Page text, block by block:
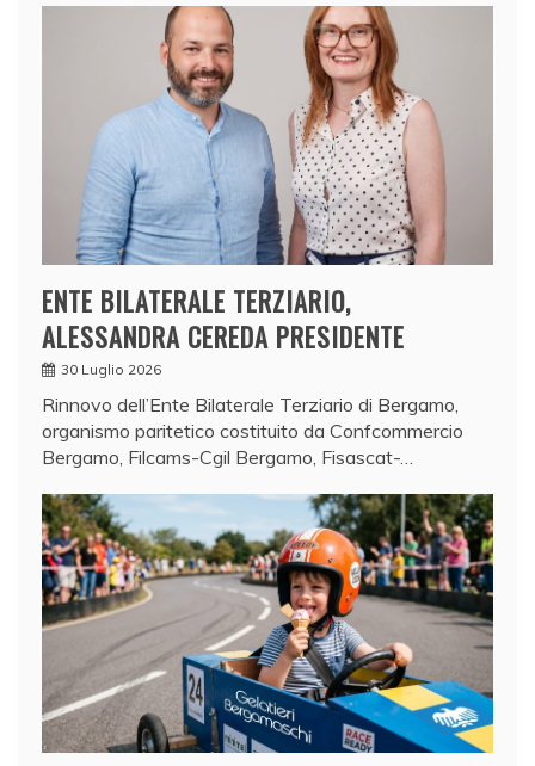
ENTE BILATERALE TERZIARIO,
ALESSANDRA CEREDA PRESIDENTE
30 Luglio 2026
Rinnovo dell’Ente Bilaterale Terziario di Bergamo,
organismo paritetico costituito da Confcommercio
Bergamo, Filcams-Cgil Bergamo, Fisascat-…